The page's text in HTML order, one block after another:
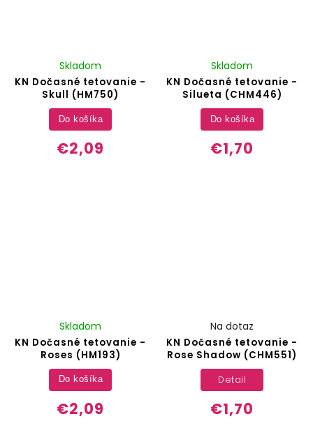
KN Dočasné tetovanie -
Skull (HM750)
Skladom
€2,09
Do košíka
KN Dočasné tetovanie -
Silueta (CHM446)
Skladom
€1,70
Do košíka
KN Dočasné tetovanie -
Roses (HM193)
Skladom
€2,09
Do košíka
KN Dočasné tetovanie -
Rose Shadow (CHM551)
Na dotaz
€1,70
Detail